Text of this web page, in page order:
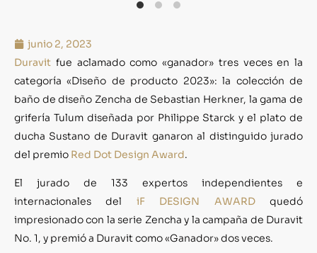
junio 2, 2023
Duravit fue aclamado como «ganador» tres veces en la
categoría «Diseño de producto 2023»: la colección de
baño de diseño Zencha de Sebastian Herkner, la gama de
grifería Tulum diseñada por Philippe Starck y el plato de
ducha Sustano de Duravit ganaron al distinguido jurado
del premio Red Dot Design Award.
El jurado de 133 expertos independientes e
internacionales del iF DESIGN AWARDquedó
impresionado con la serie Zencha y la campaña de Duravit
No. 1, y premió a Duravit como «Ganador» dos veces.